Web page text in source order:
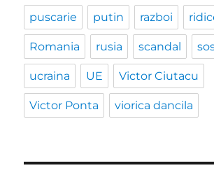
puscarie putin razboi
Romania rusia scandal
ucraina UE Victor Ciutacu
Victor Ponta viorica dancila